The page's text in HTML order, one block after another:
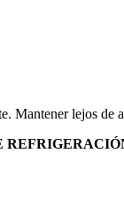
Mantener lejos